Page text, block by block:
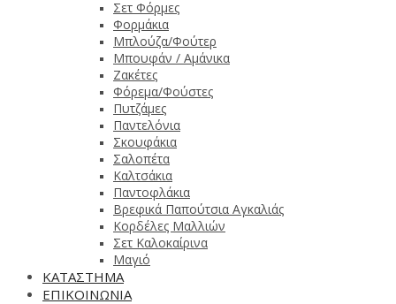
Σετ Φόρμες
Φορμάκια
Μπλούζα/Φούτερ
Μπουφάν / Αμάνικα
Ζακέτες
Φόρεμα/Φούστες
Πυτζάμες
Παντελόνια
Σκουφάκια
Σαλοπέτα
Καλτσάκια
Παντοφλάκια
Βρεφικά Παπούτσια Αγκαλιάς
Κορδέλες Μαλλιών
Σετ Καλοκαίρινα
Μαγιό
ΚΑΤΑΣΤΗΜΑ
ΕΠΙΚΟΙΝΩΝΙΑ